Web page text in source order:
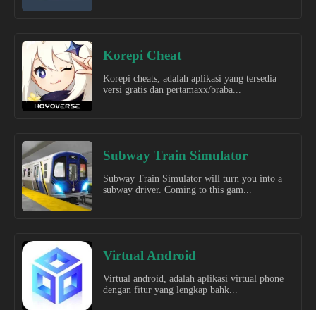
Korepi Cheat
Korepi cheats, adalah aplikasi yang tersedia
versi gratis dan pertamaxx/braba...
Subway Train Simulator
Subway Train Simulator will turn you into a
subway driver. Coming to this gam...
Virtual Android
Virtual android, adalah aplikasi virtual phone
dengan fitur yang lengkap bahk...